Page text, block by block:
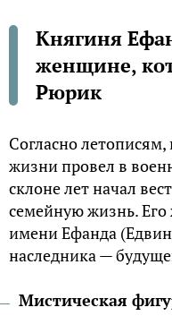
Княгиня
женщине,
Рюрик
Согласно
жизни провел в
склоне лет начал
семейную жизнь.
имени Ефанда
наследника —
Мистическая